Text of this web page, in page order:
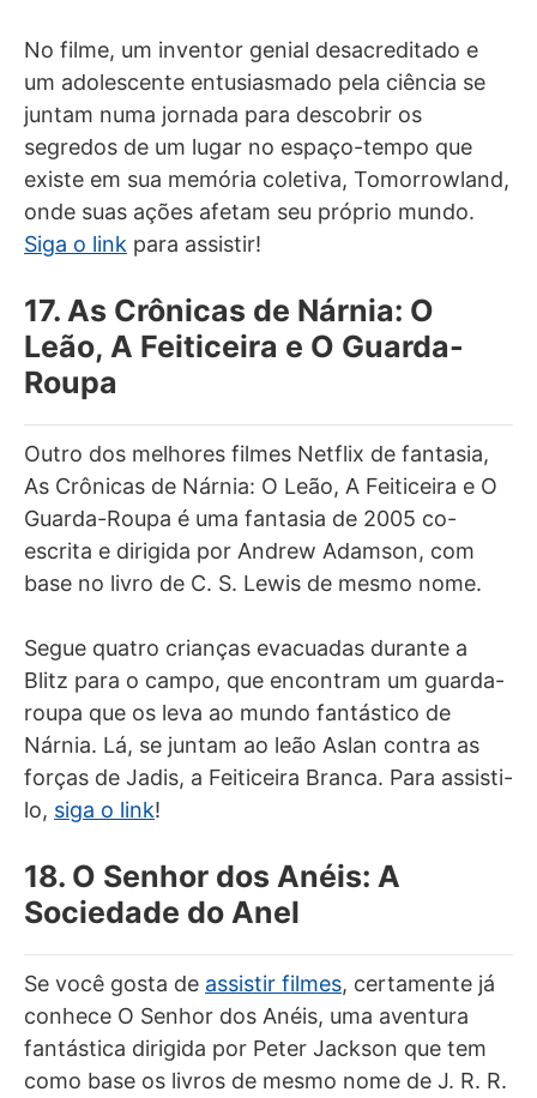
No filme, um inventor genial desacreditado e
um adolescente entusiasmado pela ciência se
juntam numa jornada para descobrir os
segredos de um lugar no espaço-tempo que
existe em sua memória coletiva, Tomorrowland,
onde suas ações afetam seu próprio mundo.
Siga o link para assistir!
17. As Crônicas de Nárnia: O
Leão, A Feiticeira e O Guarda-
Roupa
Outro dos melhores filmes Netflix de fantasia,
As Crônicas de Nárnia: O Leão, A Feiticeira e O
Guarda-Roupa é uma fantasia de 2005 co-
escrita e dirigida por Andrew Adamson, com
base no livro de C. S. Lewis de mesmo nome.
Segue quatro crianças evacuadas durante a
Blitz para o campo, que encontram um guarda-
roupa que os leva ao mundo fantástico de
Nárnia. Lá, se juntam ao leão Aslan contra as
forças de Jadis, a Feiticeira Branca. Para assisti-
lo, siga o link!
18. O Senhor dos Anéis: A
Sociedade do Anel
Se você gosta de assistir filmes, certamente já
conhece O Senhor dos Anéis, uma aventura
fantástica dirigida por Peter Jackson que tem
como base os livros de mesmo nome de J. R. R.